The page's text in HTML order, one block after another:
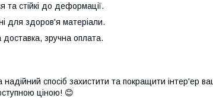
та стійкі до деформації.
для здоров'я матеріали.
зручна оплата.
спосіб захистити та покращити інтер'ер
ціною! 😊